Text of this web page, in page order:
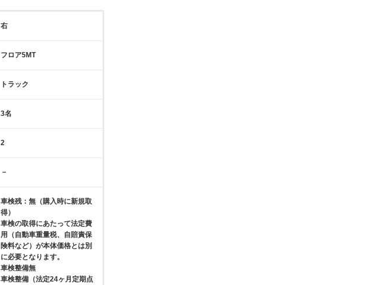
右
フロア5MT
トラック
3名
2
－
車検残：無（購入時に新規取
得）
車検の取得にあたって法定費
用（自動車重量税、自賠責保
険料など）が本体価格とは別
に必要となります。
車検整備無
車検整備（法定24ヶ月定期点